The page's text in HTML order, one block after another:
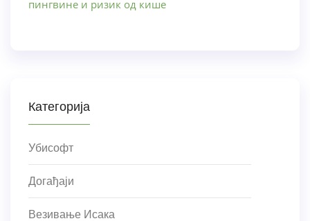
пингвине и ризик од кише
Категорија
Убисофт
Догађаји
Везивање Исака